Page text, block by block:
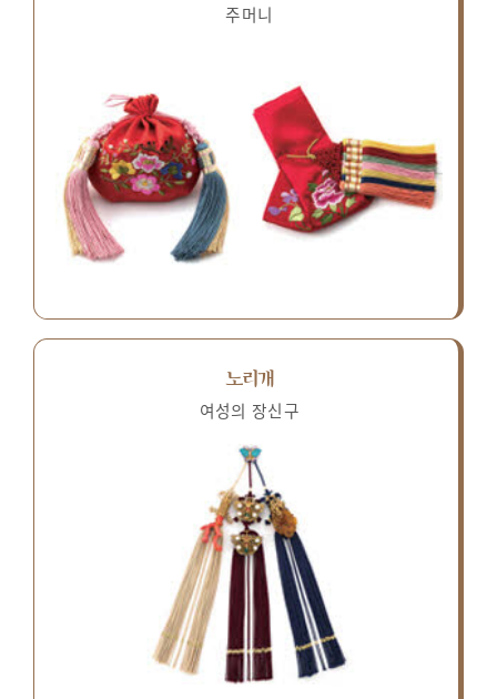
주머니
노리개
여성의 장신구